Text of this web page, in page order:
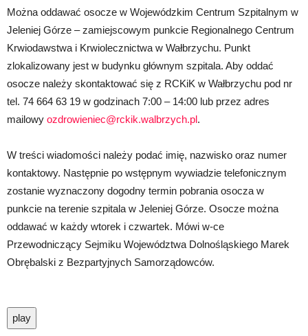
Można oddawać osocze w Wojewódzkim Centrum Szpitalnym w
Jeleniej Górze – zamiejscowym punkcie Regionalnego Centrum
Krwiodawstwa i Krwiolecznictwa w Wałbrzychu. Punkt
zlokalizowany jest w budynku głównym szpitala. Aby oddać
osocze należy skontaktować się z RCKiK w Wałbrzychu pod nr
tel. 74 664 63 19 w godzinach 7:00 – 14:00 lub przez adres
mailowy ozdrowieniec@rckik.walbrzych.pl.
W treści wiadomości należy podać imię, nazwisko oraz numer
kontaktowy. Następnie po wstępnym wywiadzie telefonicznym
zostanie wyznaczony dogodny termin pobrania osocza w
punkcie na terenie szpitala w Jeleniej Górze. Osocze można
oddawać w każdy wtorek i czwartek. Mówi w-ce
Przewodniczący Sejmiku Województwa Dolnośląskiego Marek
Obrębalski z Bezpartyjnych Samorządowców.
play